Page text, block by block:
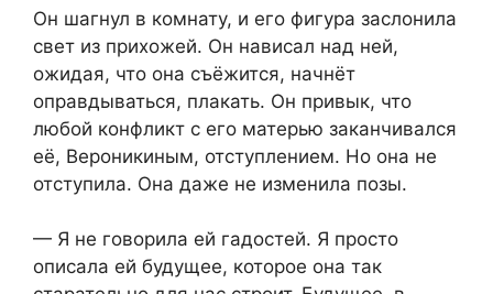
Он шагнул в комнату, и его фигура заслонила
свет из прихожей. Он нависал над ней,
ожидая, что она съёжится, начнёт
оправдываться, плакать. Он привык, что
любой конфликт с его матерью заканчивался
её, Вероникиным, отступлением. Но она не
отступила. Она даже не изменила позы.
— Я не говорила ей гадостей. Я просто
описала ей будущее, которое она так